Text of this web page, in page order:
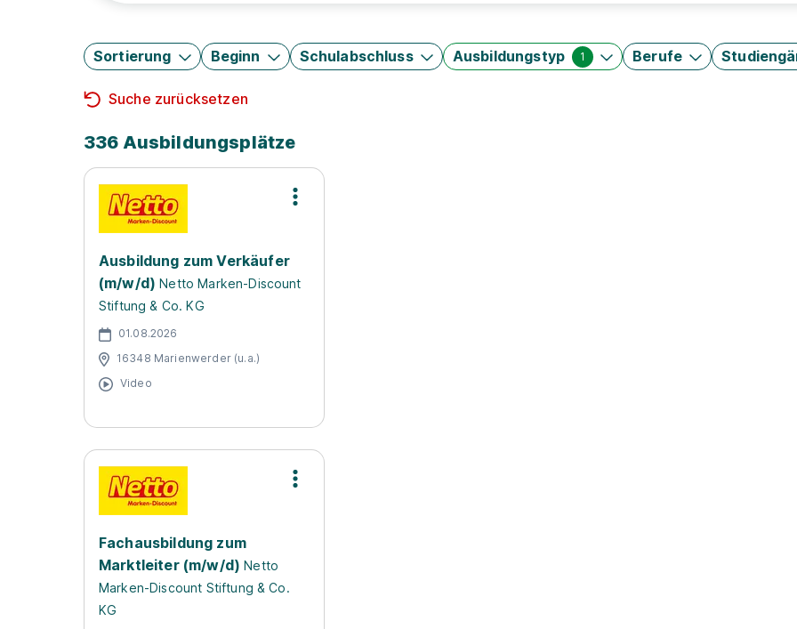
Sortierung Beginn Schulabschluss Ausbildungstyp 1 Berufe
Suche zurücksetzen
336 Ausbildungsplätze
Ausbildung zum Verkäufer
(m/w/d) Netto Marken-Discount
Stiftung & Co. KG
01.08.2026
16348 Marienwerder (u.a.)
Video
Fachausbildung zum
Marktleiter (m/w/d) Netto
Marken-Discount Stiftung & Co.
KG